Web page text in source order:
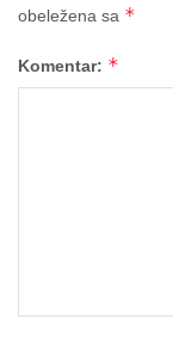
obeležena sa *
Komentar: *